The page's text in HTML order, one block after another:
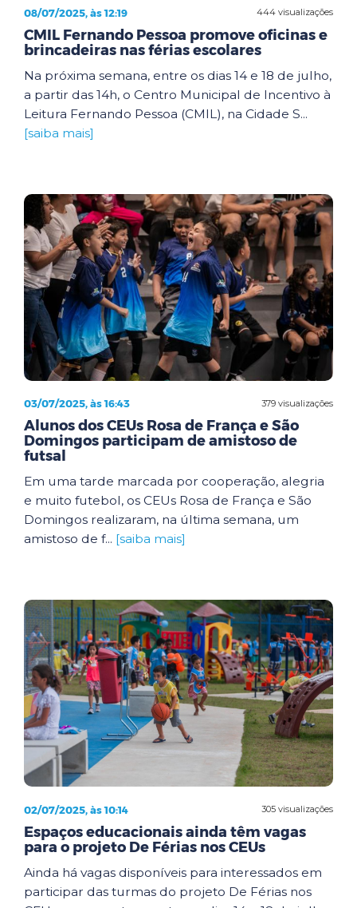
444 visualizações
08/07/2025, às 12:19
CMIL Fernando Pessoa promove oficinas e
brincadeiras nas férias escolares
Na próxima semana, entre os dias 14 e 18 de julho,
a partir das 14h, o Centro Municipal de Incentivo à
Leitura Fernando Pessoa (CMIL), na Cidade S...
[saiba mais]
379 visualizações
03/07/2025, às 16:43
Alunos dos CEUs Rosa de França e São
Domingos participam de amistoso de
futsal
Em uma tarde marcada por cooperação, alegria
e muito futebol, os CEUs Rosa de França e São
Domingos realizaram, na última semana, um
amistoso de f... [saiba mais]
305 visualizações
02/07/2025, às 10:14
Espaços educacionais ainda têm vagas
para o projeto De Férias nos CEUs
Ainda há vagas disponíveis para interessados em
participar das turmas do projeto De Férias nos